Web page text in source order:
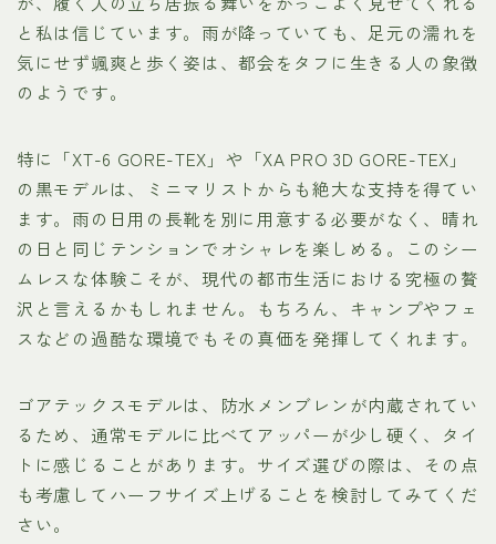
と私は信じています。雨が降っていても、足元の濡れを
気にせず颯爽と歩く姿は、都会をタフに生きる人の象徴
のようです。
特に「XT-6 GORE-TEX」や「XA PRO 3D GORE-TEX」
の黒モデルは、ミニマリストからも絶大な支持を得てい
ます。雨の日用の長靴を別に用意する必要がなく、晴れ
の日と同じテンションでオシャレを楽しめる。このシー
ムレスな体験こそが、現代の都市生活における究極の贅
沢と言えるかもしれません。もちろん、キャンプやフェ
スなどの過酷な環境でもその真価を発揮してくれます。
ゴアテックスモデルは、防水メンブレンが内蔵されてい
るため、通常モデルに比べてアッパーが少し硬く、タイ
トに感じることがあります。サイズ選びの際は、その点
も考慮してハーフサイズ上げることを検討してみてくだ
さい。